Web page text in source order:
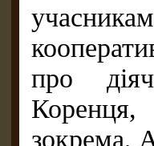
про
Коренця,
зокрема,